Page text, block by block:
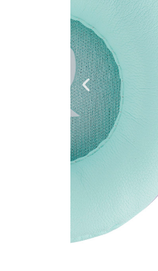
Previous
slide